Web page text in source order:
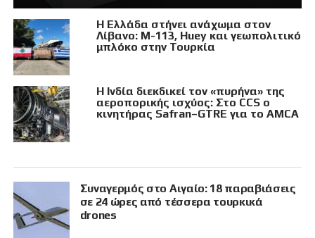
Η Ελλάδα στήνει ανάχωμα στον
Λίβανο: M-113, Huey και γεωπολιτικό
μπλόκο στην Τουρκία
Η Ινδία διεκδικεί τον «πυρήνα» της
αεροπορικής ισχύος: Στο CCS ο
κινητήρας Safran–GTRE για το AMCA
Συναγερμός στο Αιγαίο: 18 παραβιάσεις
σε 24 ώρες από τέσσερα τουρκικά
drones